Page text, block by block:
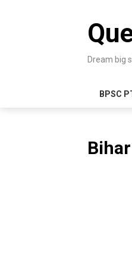
Dream big
BPSC